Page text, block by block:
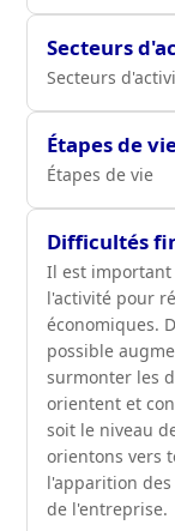
Secteurs
Secteurs
Étapes de
Étapes de vie
Difficultés
Il est
l'activité pour
économiques.
possible
surmonter les
orientent et
soit le niveau
orientons vers
l'apparition
de l'entreprise.